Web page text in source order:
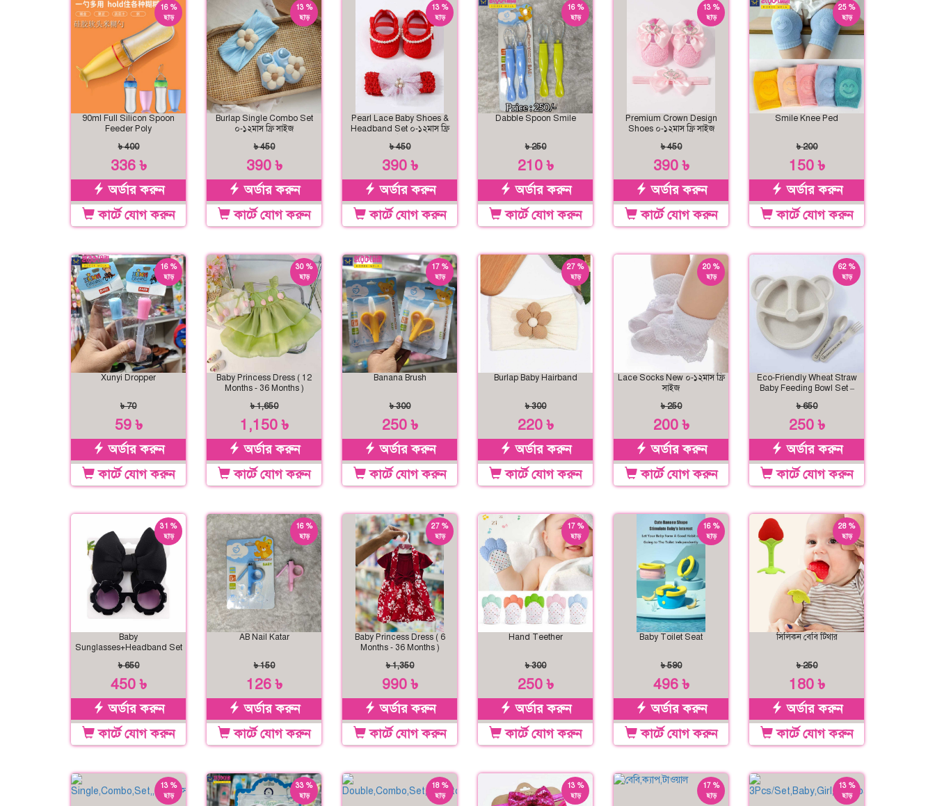
16 %
ছাড়
90ml Full Silicon Spoon
Feeder Poly
৳ 400
336 ৳
অর্ডার করুন
কার্টে যোগ করুন
13 %
ছাড়
Burlap Single Combo Set
০-১২মাস ফ্রি সাইজ
৳ 450
390 ৳
অর্ডার করুন
কার্টে যোগ করুন
13 %
ছাড়
Pearl Lace Baby Shoes &
Headband Set ০-১২মাস ফ্রি
৳ 450
390 ৳
অর্ডার করুন
কার্টে যোগ করুন
16 %
ছাড়
Dabble Spoon Smile
৳ 250
210 ৳
অর্ডার করুন
কার্টে যোগ করুন
13 %
ছাড়
Premium Crown Design
Shoes ০-১২মাস ফ্রি সাইজ
৳ 450
390 ৳
অর্ডার করুন
কার্টে যোগ করুন
25 %
ছাড়
Smile Knee Ped
৳ 200
150 ৳
অর্ডার করুন
কার্টে যোগ করুন
16 %
ছাড়
Xunyi Dropper
৳ 70
59 ৳
অর্ডার করুন
কার্টে যোগ করুন
30 %
ছাড়
Baby Princess Dress ( 12
Months - 36 Months )
৳ 1,650
1,150 ৳
অর্ডার করুন
কার্টে যোগ করুন
17 %
ছাড়
Banana Brush
৳ 300
250 ৳
অর্ডার করুন
কার্টে যোগ করুন
27 %
ছাড়
Burlap Baby Hairband
৳ 300
220 ৳
অর্ডার করুন
কার্টে যোগ করুন
20 %
ছাড়
Lace Socks New ০-১২মাস ফ্রি
সাইজ
৳ 250
200 ৳
অর্ডার করুন
কার্টে যোগ করুন
62 %
ছাড়
Eco-Friendly Wheat Straw
Baby Feeding Bowl Set –
৳ 650
250 ৳
অর্ডার করুন
কার্টে যোগ করুন
31 %
ছাড়
Baby
Sunglasses+Headband Set
৳ 650
450 ৳
অর্ডার করুন
কার্টে যোগ করুন
16 %
ছাড়
AB Nail Katar
৳ 150
126 ৳
অর্ডার করুন
কার্টে যোগ করুন
27 %
ছাড়
Baby Princess Dress ( 6
Months - 36 Months )
৳ 1,350
990 ৳
অর্ডার করুন
কার্টে যোগ করুন
17 %
ছাড়
Hand Teether
৳ 300
250 ৳
অর্ডার করুন
কার্টে যোগ করুন
16 %
ছাড়
Baby Toilet Seat
৳ 590
496 ৳
অর্ডার করুন
কার্টে যোগ করুন
28 %
ছাড়
সিলিকন বেবি টিথার
৳ 250
180 ৳
অর্ডার করুন
কার্টে যোগ করুন
13 %
ছাড়
33 %
ছাড়
18 %
ছাড়
13 %
ছাড়
17 %
ছাড়
13 %
ছাড়